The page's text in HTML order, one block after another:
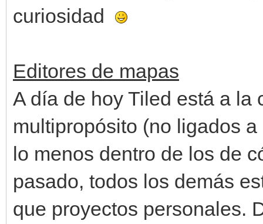
curiosidad
Editores de mapas
A día de hoy Tiled está a la
multipropósito (no ligados
lo menos dentro de los de
pasado, todos los demás
que proyectos personales.